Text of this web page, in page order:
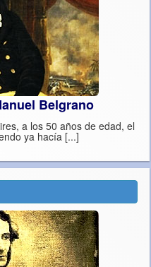
Belgrano
a los 50 años de edad, el
General Manuel Belgrano, padeciendo ya hacía [...]